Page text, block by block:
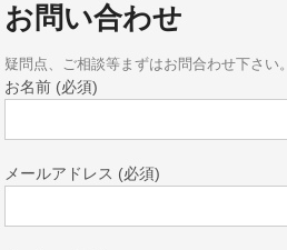
お問い合わせ
疑問点、ご相談等まずはお問合わせ下さい。
お名前 (必須)
メールアドレス (必須)